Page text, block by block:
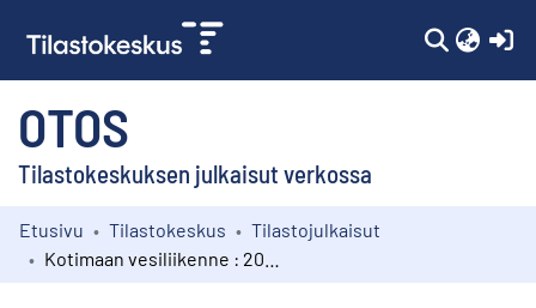
OTOS
Tilastokeskuksen julkaisut verkossa
Kokoelmat
Etusivu Tilastokeskus
Tilastojulkaisut